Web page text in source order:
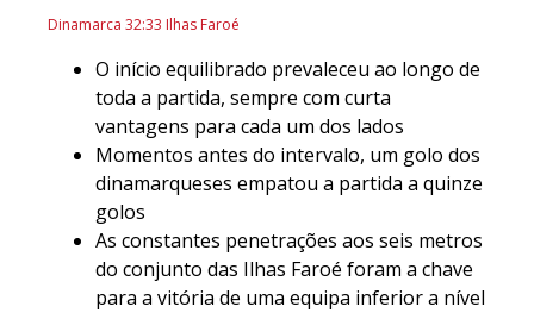
Dinamarca 32:33 Ilhas Faroé
O início equilibrado prevaleceu ao longo de
toda a partida, sempre com curta
vantagens para cada um dos lados
Momentos antes do intervalo, um golo dos
dinamarqueses empatou a partida a quinze
golos
As constantes penetrações aos seis metros
do conjunto das Ilhas Faroé foram a chave
para a vitória de uma equipa inferior a nível